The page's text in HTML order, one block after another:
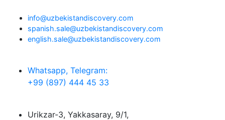
info@uzbekistandiscovery.com
spanish.sale@uzbekistandiscovery.com
english.sale@uzbekistandiscovery.com
Whatsapp, Telegram:
+99 (897) 444 45 33
Urikzar-3, Yakkasaray, 9/1,